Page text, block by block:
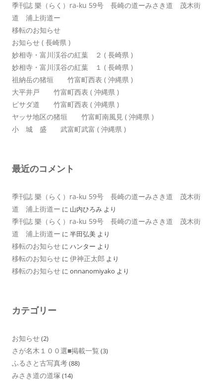
季刊誌 樂（らく）ra-ku 59号 長崎の道ーみさき道 茂木街
道 浦上街道ー
移転のお知らせ
お知らせ ( 長崎県 )
妙相寺・富川渓谷の紅葉 ２ ( 長崎県 )
妙相寺・富川渓谷の紅葉 １ ( 長崎県 )
祖納岳の猪垣 竹富町西表 ( 沖縄県 )
大平井戸 竹富町西表 ( 沖縄県 )
ピサダ道 竹富町西表 ( 沖縄県 )
ヤッサ地区の猪垣 竹富町南風見 ( 沖縄県 )
小 城 盛 武富町武富 ( 沖縄県 )
最近のコメント
季刊誌 樂（らく）ra-ku 59号 長崎の道ーみさき道 茂木街
道 浦上街道ー に 山内ひろみ より
季刊誌 樂（らく）ra-ku 59号 長崎の道ーみさき道 茂木街
道 浦上街道ー に 半田弘美 より
移転のお知らせ に ハンター より
移転のお知らせ に 伊神正太郎 より
移転のお知らせ に onnanomiyako より
カテゴリー
お知らせ(2)
さが名木１００選■掲載一覧 (3)
ふるさと古写真考(88)
みさき道の道塚 (14)